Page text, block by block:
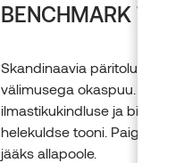
BENCHMARK
Skandinaavia päritolu harilik
välimusega okaspuu.
ilmastikukindluse ja
helekuldse tooni.
jääks allapoole.